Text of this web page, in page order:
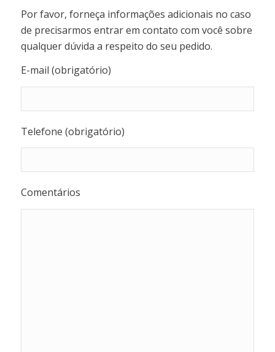
Por favor, forneça informações adicionais no caso
de precisarmos entrar em contato com você sobre
qualquer dúvida a respeito do seu pedido.
E-mail (obrigatório)
Telefone (obrigatório)
Comentários